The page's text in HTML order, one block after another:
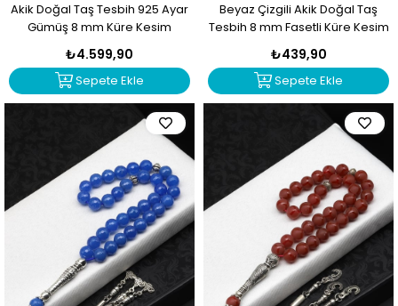
Akik Doğal Taş Tesbih 925 Ayar
Gümüş 8 mm Küre Kesim
₺4.599,90
Sepete Ekle
Beyaz Çizgili Akik Doğal Taş
Tesbih 8 mm Fasetli Küre Kesim
₺439,90
Sepete Ekle